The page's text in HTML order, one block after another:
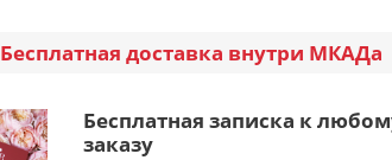
Бесплатная доставка внутри МКАДа
Бесплатная записка к
заказу